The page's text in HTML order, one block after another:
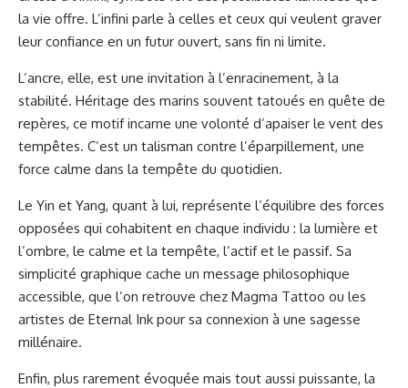
la vie offre. L’infini parle à celles et ceux qui veulent graver
leur confiance en un futur ouvert, sans fin ni limite.
L’ancre, elle, est une invitation à l’enracinement, à la
stabilité. Héritage des marins souvent tatoués en quête de
repères, ce motif incarne une volonté d’apaiser le vent des
tempêtes. C’est un talisman contre l’éparpillement, une
force calme dans la tempête du quotidien.
Le Yin et Yang, quant à lui, représente l’équilibre des forces
opposées qui cohabitent en chaque individu : la lumière et
l’ombre, le calme et la tempête, l’actif et le passif. Sa
simplicité graphique cache un message philosophique
accessible, que l’on retrouve chez Magma Tattoo ou les
artistes de Eternal Ink pour sa connexion à une sagesse
millénaire.
Enfin, plus rarement évoquée mais tout aussi puissante, la